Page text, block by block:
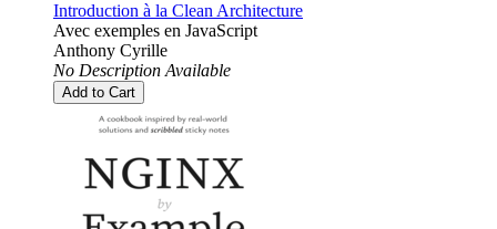
Introduction à la Clean Architecture
Avec exemples en JavaScript
Anthony Cyrille
No Description Available
Add to Cart